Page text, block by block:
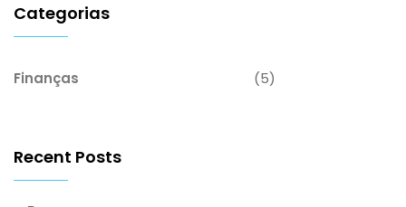
Categorias
Finanças (5)
Recent Posts